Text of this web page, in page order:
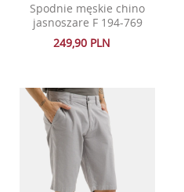
Spodnie męskie chino
jasnoszare F 194-769
249,90 PLN